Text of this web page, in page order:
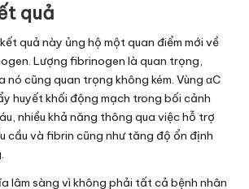
quả
quả này ủng hộ một quan điểm mới về
Lượng fibrinogen là quan trọng,
nó cũng quan trọng không kém. Vùng αC
huyết khối động mạch trong bối cảnh
nhiều khả năng thông qua việc hỗ trợ
cầu và fibrin cũng như tăng độ ổn định
lâm sàng vì không phải tất cả bệnh nhân